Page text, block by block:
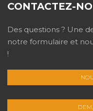
CONTACTEZ-
Des questions ? Une
notre formulaire et
!